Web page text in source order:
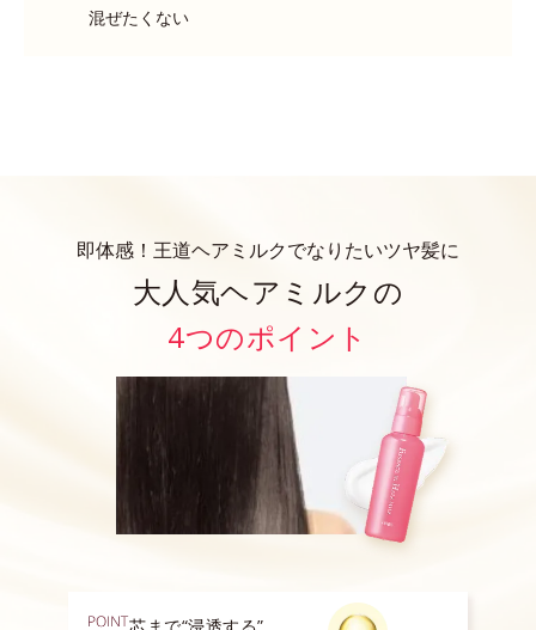
混ぜたくない
即体感！王道ヘアミルクでなりたいツヤ髪に
大人気ヘアミルクの
4つのポイント